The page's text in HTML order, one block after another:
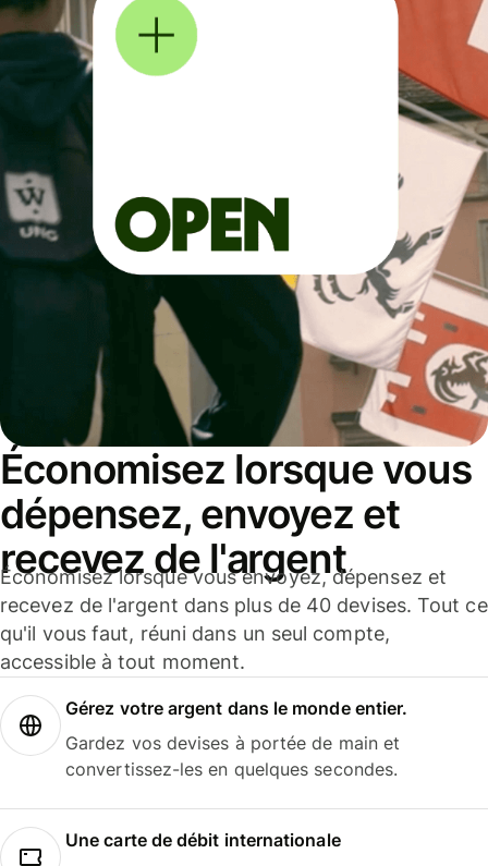
Économisez lorsque vous
dépensez, envoyez et
recevez de l'argent
Économisez lorsque vous envoyez, dépensez et
recevez de l'argent dans plus de 40 devises. Tout ce
qu'il vous faut, réuni dans un seul compte,
accessible à tout moment.
Gérez votre argent dans le monde entier.
Gardez vos devises à portée de main et
convertissez-les en quelques secondes.
Une carte de débit internationale